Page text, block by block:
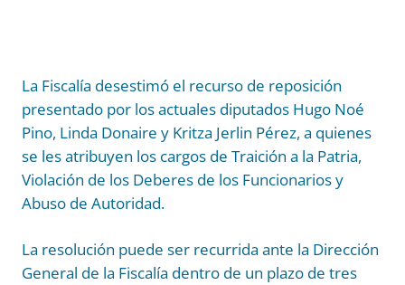
La Fiscalía desestimó el recurso de reposición
presentado por los actuales diputados Hugo Noé
Pino, Linda Donaire y Kritza Jerlin Pérez, a quienes
se les atribuyen los cargos de Traición a la Patria,
Violación de los Deberes de los Funcionarios y
Abuso de Autoridad.
La resolución puede ser recurrida ante la Dirección
General de la Fiscalía dentro de un plazo de tres